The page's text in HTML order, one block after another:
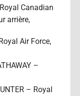
Canadian
arrière,
Air Force,
–
– Royal